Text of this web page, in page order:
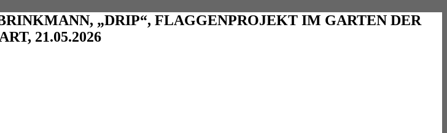
„DRIP“, FLAGGENPROJEKT IM GARTEN DER
21.05.2026